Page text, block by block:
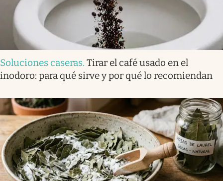
Soluciones caseras. Tirar el café usado en el
inodoro: para qué sirve y por qué lo recomiendan